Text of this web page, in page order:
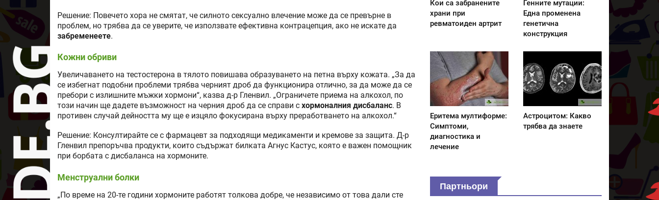
Решение: Повечето хора не смятат, че силното сексуално влечение може да се превърне в
проблем, но трябва да се уверите, че използвате ефективна контрацепция, ако не искате да
забременеете.
Кожни обриви
Увеличаването на тестостерона в тялото повишава образуването на петна върху кожата. „За да
се избегнат подобни проблеми трябва черният дроб да функционира отлично, за да може да се
пребори с излишните мъжки хормони“, казва д-р Гленвил. „Ограничете приема на алкохол, по
този начин ще дадете възможност на черния дроб да се справи с хормоналния дисбаланс. В
противен случай дейността му ще е изцяло фокусирана върху преработването на алкохол.“
Решение: Консултирайте се с фармацевт за подходящи медикаменти и кремове за защита. Д-р
Гленвил препоръчва продукти, които съдържат билката Агнус Кастус, която е важен помощник
при борбата с дисбаланса на хормоните.
Менструални болки
„По време на 20-те години хормоните работят толкова добре, че независимо от това дали сте
Кои са забранените
храни при
ревматоиден артрит
Генните мутации:
Една променена
генетична
конструкция
Еритема мултиформе:
Симптоми,
диагностика и
лечение
Астроцитом: Какво
трябва да знаете
Партньори